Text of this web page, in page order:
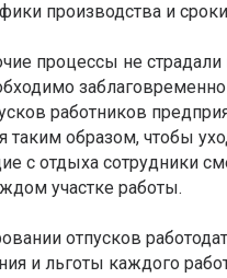
производства и
процессы не страдали
заблаговременно
работников
таким образом, чтобы
с отдыха сотрудники
участке работы.
отпусков
и льготы каждого